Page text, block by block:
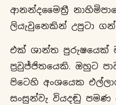
ආනන්දමෛත්‍රී
ලියැවුනෙකින් උපුටා
එක් ශාන්ත පුරුෂයෙක්
ප්‍රවුජ්ජිතයෙකි. ඔහුට
පිටෙහි අංශයෙක
සංසුන්වැ වියදඬු පමණ